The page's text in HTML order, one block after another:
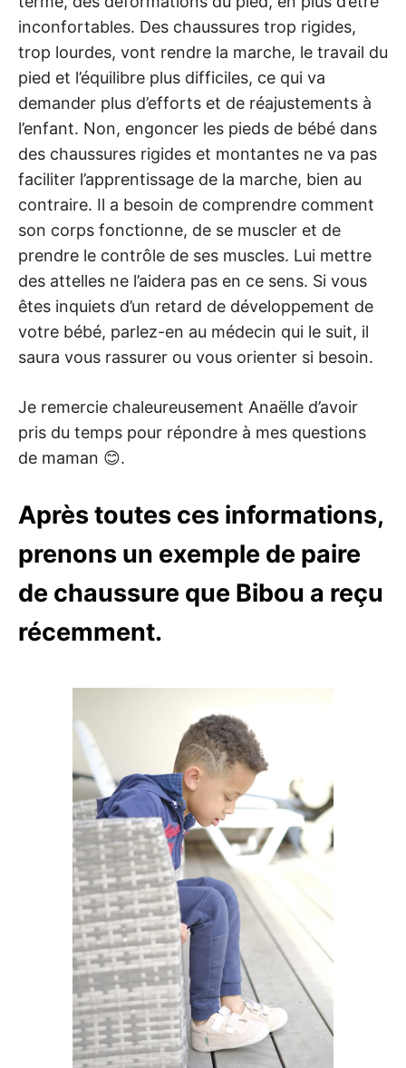
inconfortables. Des chaussures trop rigides,
trop lourdes, vont rendre la marche, le travail du
pied et l’équilibre plus difficiles, ce qui va
demander plus d’efforts et de réajustements à
l’enfant. Non, engoncer les pieds de bébé dans
des chaussures rigides et montantes ne va pas
faciliter l’apprentissage de la marche, bien au
contraire. Il a besoin de comprendre comment
son corps fonctionne, de se muscler et de
prendre le contrôle de ses muscles. Lui mettre
des attelles ne l’aidera pas en ce sens. Si vous
êtes inquiets d’un retard de développement de
votre bébé, parlez-en au médecin qui le suit, il
saura vous rassurer ou vous orienter si besoin.
Je remercie chaleureusement Anaëlle d’avoir
pris du temps pour répondre à mes questions
de maman 😊.
Après toutes ces informations,
prenons un exemple de paire
de chaussure que Bibou a reçu
récemment.